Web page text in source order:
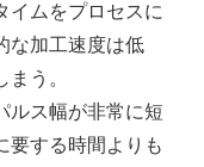
イムをプロセスに
な加工速度は低
う。
ルス幅が非常に短
要する時間よりも